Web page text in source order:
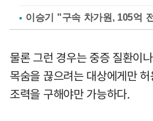
이승기 "구속 차가원, 105억
물론 그런 경우는 중증 질환이
목숨을 끊으려는 대상에게만
조력을 구해야만 가능하다.